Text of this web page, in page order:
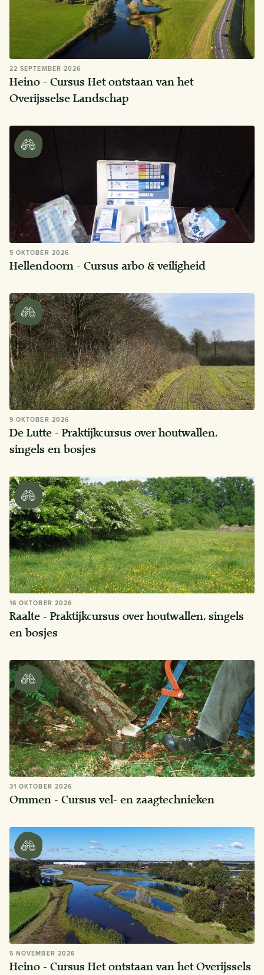
22 SEPTEMBER 2026
Heino - Cursus Het ontstaan van het
Overijsselse Landschap
5 OKTOBER 2026
Hellendoorn - Cursus arbo & veiligheid
9 OKTOBER 2026
De Lutte - Praktijkcursus over houtwallen,
singels en bosjes
16 OKTOBER 2026
Raalte - Praktijkcursus over houtwallen, singels
en bosjes
31 OKTOBER 2026
Ommen - Cursus vel- en zaagtechnieken
5 NOVEMBER 2026
Heino - Cursus Het ontstaan van het Overijssels